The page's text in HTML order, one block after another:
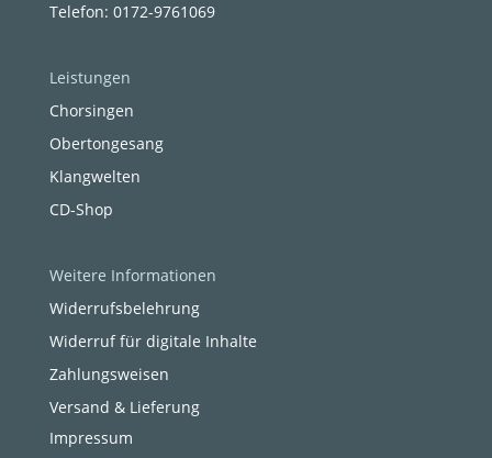
Telefon: 0172-9761069
Leistungen
Chorsingen
Obertongesang
Klangwelten
CD-Shop
Weitere Informationen
Widerrufsbelehrung
Widerruf für digitale Inhalte
Zahlungsweisen
Versand & Lieferung
Impressum